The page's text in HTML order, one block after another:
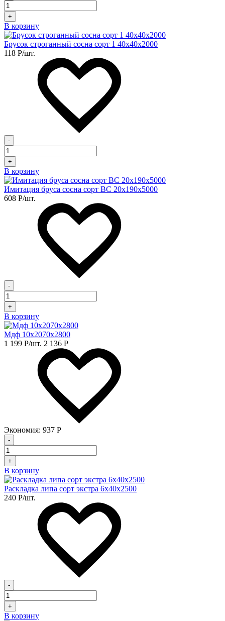
+
В корзину
Брусок строганный сосна сорт 1 40х40х2000
118 Р/шт.
-
+
В корзину
Имитация бруса сосна сорт BC 20х190х5000
608 Р/шт.
-
+
В корзину
Мдф 10х2070х2800
1 199 Р/шт. 2 136 Р
Экономия: 937 Р
-
+
В корзину
Раскладка липа сорт экстра 6х40х2500
240 Р/шт.
-
+
В корзину